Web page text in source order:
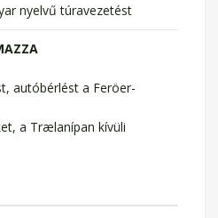
nyelvű túravezetést
autóbérlést a Feröer-
a Trælanípan kívüli